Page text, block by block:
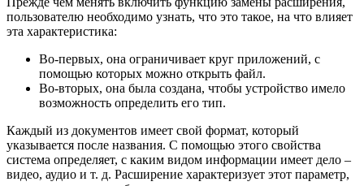
пользователю необходимо узнать, что это такое, на что влияет
эта характеристика:
Во-первых, она ограничивает круг приложений, с
помощью которых можно открыть файл.
Во-вторых, она была создана, чтобы устройство имело
возможность определить его тип.
Каждый из документов имеет свой формат, который
указывается после названия. С помощью этого свойства
система определяет, с каким видом информации имеет дело –
видео, аудио и т. д. Расширение характеризует этот параметр,